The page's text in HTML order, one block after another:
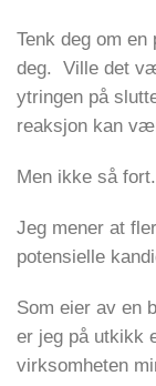
Tenk deg om
deg. Ville det
ytringen på
reaksjon kan
Men ikke så fort.
Jeg mener at
potensielle
Som eier av en
er jeg på utkikk
virksomheten